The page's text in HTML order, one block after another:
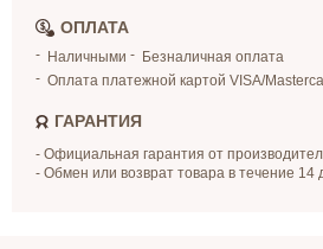
ОПЛАТА
Наличными
Безналичная оплата
Оплата платежной картой VISA/
ГАРАНТИЯ
- Официальная гарантия от
- Обмен или возврат товара в течение 14